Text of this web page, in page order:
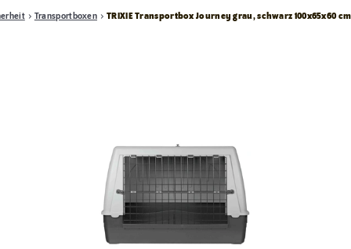
Transportboxen TRIXIE Transportbox Journey grau, schwarz 100x65x60 cm